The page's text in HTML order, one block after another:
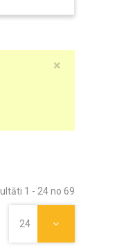
×
1 - 24 no 69
24